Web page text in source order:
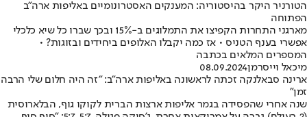
הטורניר היקר בהיסטוריה: המענקים האסטרונומיים באליפות ארה"ב
הפתוחה
מארגני התחרות הקפיצו את התמלוגים ב-15% ובכך שברו כל שיא כלכלי
אפשרי בענף הטניס • אז כמה יקבלו האלופים ביחידים ובזוגות? •
המספרים המלאים בכתבה
מיכאל וייסרמן08.09.2024
ארינה סבאלנקה זכתה לראשונה באליפות ארה"ב: "זה היה חלום שלי הרבה
זמן"
שנה אחרי שהפסידה בגמר אליפות ארצות הברית לקוקו גוף, הבלארוסית